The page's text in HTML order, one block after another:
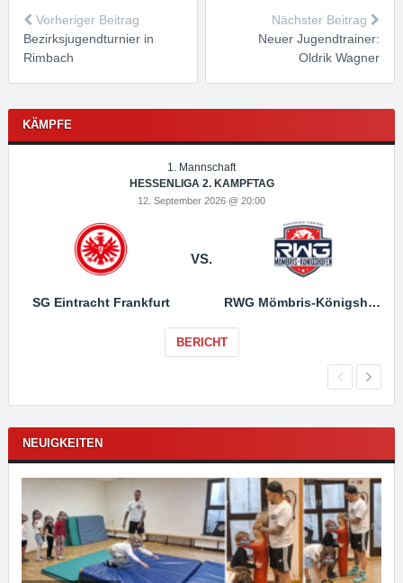
Vorheriger Beitrag
Bezirksjugendturnier in
Rimbach
Nächster Beitrag
Neuer Jugendtrainer:
Oldrik Wagner
KÄMPFE
1. Mannschaft
HESSENLIGA 2. KAMPFTAG
12. September 2026 @ 20:00
SG Eintracht Frankfurt
VS.
RWG Mömbris-Königshofen
BERICHT
NEUIGKEITEN